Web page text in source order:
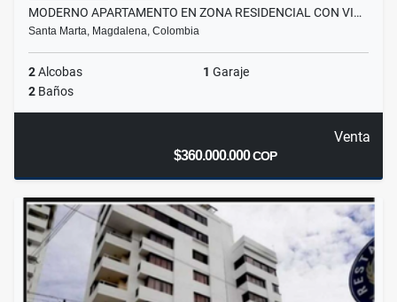
MODERNO APARTAMENTO EN ZONA RESIDENCIAL CON VI…
Santa Marta, Magdalena, Colombia
2Alcobas 1 Garaje
2 Baños
Venta
$360.000.000COP